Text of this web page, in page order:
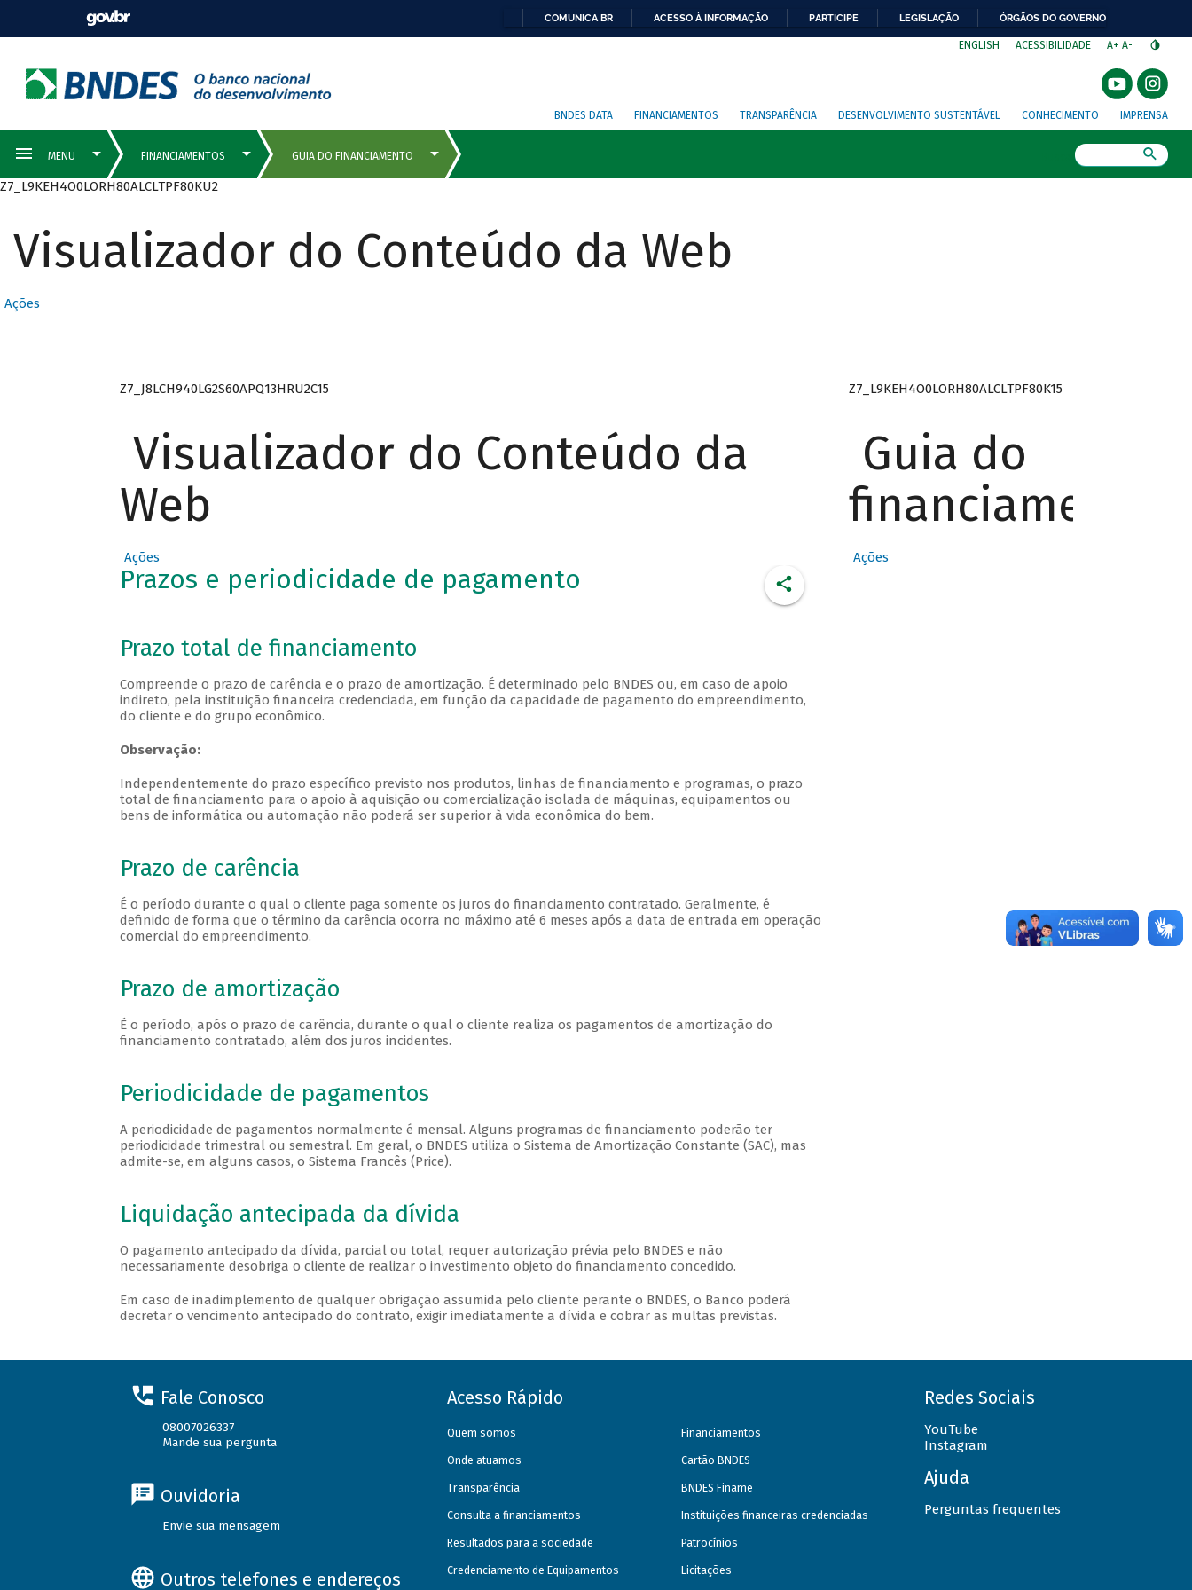
COMUNICA BR ACESSO À INFORMAÇÃO PARTICIPE LEGISLAÇÃO ÓRGÃOS DO GOVERNO
ENGLISH ACESSIBILIDADE A+ A-
BNDES DATA FINANCIAMENTOS TRANSPARÊNCIA DESENVOLVIMENTO SUSTENTÁVEL CONHECIMENTO IMPRENSA
Z7_L9KEH4O0LORH80ALCLTPF80KU2
Visualizador do Conteúdo da Web
Ações
Z7_J8LCH940LG2S60APQ13HRU2C15
Visualizador do Conteúdo da
Web
Ações
Prazos e periodicidade de pagamento
Prazo total de financiamento
Compreende o prazo de carência e o prazo de amortização. É determinado pelo BNDES ou, em caso de apoio
indireto, pela instituição financeira credenciada, em função da capacidade de pagamento do empreendimento,
do cliente e do grupo econômico.
Observação:
Independentemente do prazo específico previsto nos produtos, linhas de financiamento e programas, o prazo
total de financiamento para o apoio à aquisição ou comercialização isolada de máquinas, equipamentos ou
bens de informática ou automação não poderá ser superior à vida econômica do bem.
Prazo de carência
É o período durante o qual o cliente paga somente os juros do financiamento contratado. Geralmente, é
definido de forma que o término da carência ocorra no máximo até 6 meses após a data de entrada em operação
comercial do empreendimento.
Prazo de amortização
É o período, após o prazo de carência, durante o qual o cliente realiza os pagamentos de amortização do
financiamento contratado, além dos juros incidentes.
Periodicidade de pagamentos
A periodicidade de pagamentos normalmente é mensal. Alguns programas de financiamento poderão ter
periodicidade trimestral ou semestral. Em geral, o BNDES utiliza o Sistema de Amortização Constante (SAC), mas
admite-se, em alguns casos, o Sistema Francês (Price).
Liquidação antecipada da dívida
O pagamento antecipado da dívida, parcial ou total, requer autorização prévia pelo BNDES e não
necessariamente desobriga o cliente de realizar o investimento objeto do financiamento concedido.
Em caso de inadimplemento de qualquer obrigação assumida pelo cliente perante o BNDES, o Banco poderá
decretar o vencimento antecipado do contrato, exigir imediatamente a dívida e cobrar as multas previstas.
Z7_L9KEH4O0LORH80ALCLTPF80K15
Guia do
financiamento
Ações
Fale Conosco
08007026337
Mande sua pergunta
Ouvidoria
Envie sua mensagem
Outros telefones e endereços
Acesso Rápido
Quem somos
Onde atuamos
Transparência
Consulta a financiamentos
Resultados para a sociedade
Credenciamento de Equipamentos
Financiamentos
Cartão BNDES
BNDES Finame
Instituições financeiras credenciadas
Patrocínios
Licitações
Redes Sociais
YouTube
Instagram
Ajuda
Perguntas frequentes